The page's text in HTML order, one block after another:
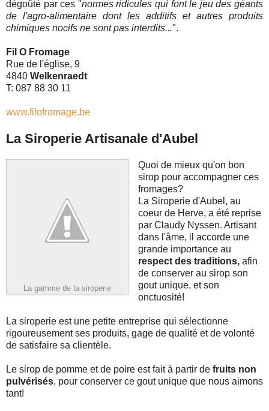
dégoûté par ces "normes ridicules qui font le jeu des géants
de l'agro-alimentaire dont les additifs et autres produits
chimiques nocifs ne sont pas interdits...".
Fil O Fromage
Rue de l'église, 9
4840 Welkenraedt
T: 087 88 30 11
www.filofromage.be
La Siroperie Artisanale d'Aubel
La gamme de la siroperie
Quoi de mieux qu'on bon
sirop pour accompagner ces
fromages?
La Siroperie d'Aubel, au
coeur de Herve, a été reprise
par Claudy Nyssen. Artisant
dans l'âme, il accorde une
grande importance au
respect des traditions,afin
de conserver au sirop son
gout unique, et son
onctuosité!
La siroperie est une petite entreprise qui sélectionne
rigoureusement ses produits, gage de qualité et de volonté
de satisfaire sa clientèle.
Le sirop de pomme et de poire est fait à partir de fruits non
pulvérisés, pour conserver ce gout unique que nous aimons
tant!